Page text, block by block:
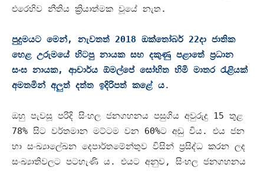
එරෙහිව නීතිය ක්‍රියාත්මක වූයේ නැත .
පුදුමයට මෙන්, නැවතත් 2018 ඔක්තෝබර් 22දා ජාතික
හෙළ උරුමයේ හිටපු නායක සහ දකුණු පළාතේ ප්‍රධාන
සංඝ නායක, ආචාර්ය ඕමල්පේ සෝභිත හිමි මාතර රැළියක්
අමතමින් අලුත් දත්ත ඉදිරිපත් කළේ ය.
ඔහු පැවසූ පරිදි සිංහල ජනගහනය පසුගිය අවුරුදු 15 තුළ
78% සිට වර්තමාන මට්ටම වන 60%ට අඩු විය. එය ජන
හා සංඛ්‍යාලේඛන දෙපාර්තමේන්තුව විසින් ප්‍රසිද්ධ කරන ලද
සංඛ්‍යාතිවලට පටහැණි ය. එයට අනුව, සිංහල ජනගහනය